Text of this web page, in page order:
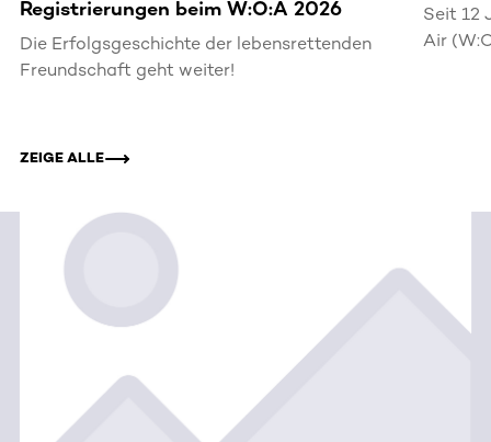
Registrierungen beim W:O:A 2026
Die Erfolgsgeschichte der lebensrettenden
Freundschaft geht weiter!
Seit 12
Air
ZEIGE ALLE